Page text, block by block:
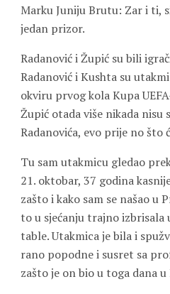
Marku Juniju Brutu: Zar i ti,
jedan prizor.
Radanović i Župić su bili
Radanović i Kushta su
okviru prvog kola Kupa
Župić otada više nikada nisu
Radanovića, evo prije no što
Tu sam utakmicu gledao
21. oktobar, 37 godina
zašto i kako sam se našao u
to u sjećanju trajno izbrisala
table. Utakmica je bila i
rano popodne i susret sa
zašto je on bio u toga dana